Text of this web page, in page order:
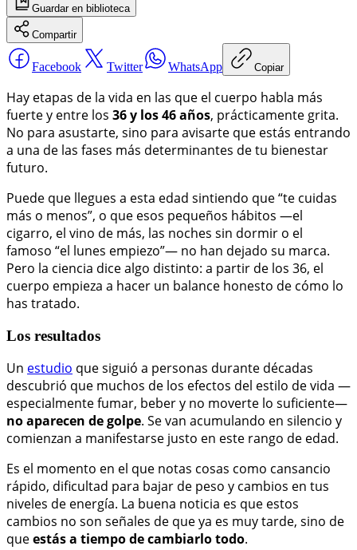
Guardar en biblioteca
Compartir
Facebook Twitter WhatsApp Copiar
Hay etapas de la vida en las que el cuerpo habla más
fuerte y entre los 36 y los 46 años, prácticamente grita.
No para asustarte, sino para avisarte que estás entrando
a una de las fases más determinantes de tu bienestar
futuro.
Puede que llegues a esta edad sintiendo que “te cuidas
más o menos”, o que esos pequeños hábitos —el
cigarro, el vino de más, las noches sin dormir o el
famoso “el lunes empiezo”— no han dejado su marca.
Pero la ciencia dice algo distinto: a partir de los 36, el
cuerpo empieza a hacer un balance honesto de cómo lo
has tratado.
Los resultados
Un estudio que siguió a personas durante décadas
descubrió que muchos de los efectos del estilo de vida —
especialmente fumar, beber y no moverte lo suficiente—
no aparecen de golpe. Se van acumulando en silencio y
comienzan a manifestarse justo en este rango de edad.
Es el momento en el que notas cosas como cansancio
rápido, dificultad para bajar de peso y cambios en tus
niveles de energía. La buena noticia es que estos
cambios no son señales de que ya es muy tarde, sino de
queestás a tiempo de cambiarlo todo.